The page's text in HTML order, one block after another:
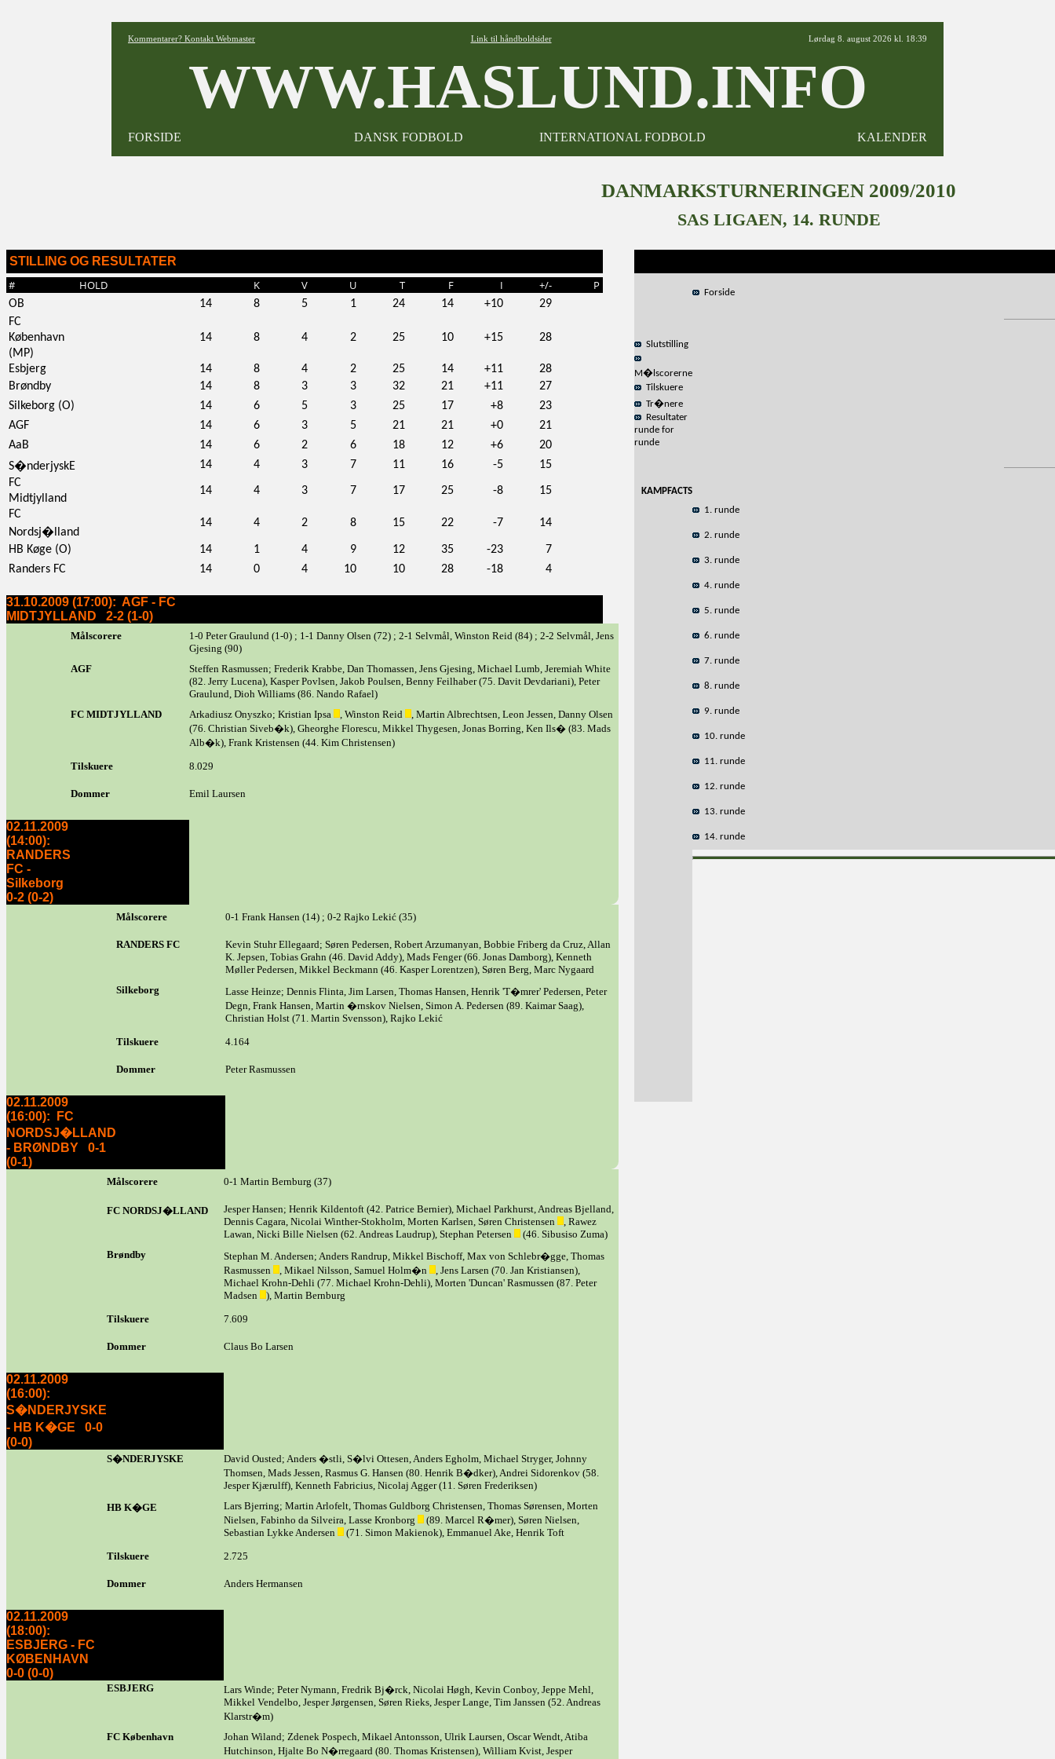
Kommentarer? Kontakt Webmaster Link til håndboldsider Lørdag 8. august 2026 kl. 18:39
WWW.HASLUND.INFO
FORSIDE DANSK FODBOLD INTERNATIONAL FODBOLD KALENDER
DANMARKSTURNERINGEN 2009/2010
SAS LIGAEN, 14. RUNDE
STILLING OG RESULTATER
# HOLD K V U T F I +/- P
OB 14 8 5 1 24 14 +10
29
FC
København
(MP)
14 8 4 2 25 10 +15 28
Esbjerg 14 8 4 2 25 14 +11
28
Brøndby
14 8 3 3 32 21 +11
27
Silkeborg (O)
14 6 5 3 25 17 +8
23
AGF
14 6 3 5 21 21 +0
21
AaB
14 6 2 6 18 12 +6
20
S�nderjyskE
14 4 3 7 11 16 -5
15
FC
Midtjylland
14 4 3 7 17 25 -8
15
FC
Nordsj�lland
14 4 2 8 15 22 -7 14
HB Køge (O) 14 1 4 9 12 35 -23
7
Randers FC
14 0 4 10 10 28 -18 4
31.10.2009 (17:00): AGF - FC
MIDTJYLLAND 2-2 (1-0)
Målscorere
1-0 Peter Graulund (1-0) ; 1-1 Danny Olsen (72) ; 2-1 Selvmål, Winston Reid (84) ; 2-2 Selvmål, Jens
Gjesing (90)
AGF
Steffen Rasmussen; Frederik Krabbe, Dan Thomassen, Jens Gjesing, Michael Lumb, Jeremiah White
(82. Jerry Lucena), Kasper Povlsen, Jakob Poulsen, Benny Feilhaber (75. Davit Devdariani), Peter
Graulund, Dioh Williams (86. Nando Rafael)
FC MIDTJYLLAND
Arkadiusz Onyszko; Kristian Ipsa , Winston Reid
, Martin Albrechtsen, Leon Jessen, Danny Olsen
(76. Christian Siveb�k), Gheorghe Florescu, Mikkel Thygesen, Jonas Borring, Ken Ils� (83. Mads
Alb�k), Frank Kristensen (44. Kim Christensen)
Tilskuere
8.029
Dommer Emil Laursen
02.11.2009
(14:00):
RANDERS
FC -
Silkeborg
0-2 (0-2)
Målscorere 0-1 Frank Hansen (14) ; 0-2 Rajko Lekić (35)
RANDERS FC
Kevin Stuhr Ellegaard; Søren Pedersen, Robert Arzumanyan, Bobbie Friberg da Cruz, Allan
K. Jepsen, Tobias Grahn (46. David Addy), Mads Fenger (66. Jonas Damborg), Kenneth
Møller Pedersen, Mikkel Beckmann (46. Kasper Lorentzen), Søren Berg, Marc Nygaard
Silkeborg
Lasse Heinze; Dennis Flinta, Jim Larsen, Thomas Hansen, Henrik 'T�mrer' Pedersen, Peter
Degn, Frank Hansen, Martin �rnskov Nielsen, Simon A. Pedersen (89. Kaimar Saag),
Christian Holst (71. Martin Svensson), Rajko Lekić
Tilskuere
4.164
Dommer Peter Rasmussen
02.11.2009
(16:00): FC
NORDSJ�LLAND
- BRØNDBY 0-1
(0-1)
Målscorere 0-1 Martin Bernburg (37)
FC NORDSJ�LLAND
Jesper Hansen; Henrik Kildentoft (42. Patrice Bernier), Michael Parkhurst, Andreas Bjelland,
Dennis Cagara, Nicolai Winther-Stokholm, Morten Karlsen, Søren Christensen
, Rawez
Lawan, Nicki Bille Nielsen (62. Andreas Laudrup), Stephan Petersen
(46. Sibusiso Zuma)
Brøndby
Stephan M. Andersen; Anders Randrup, Mikkel Bischoff, Max von Schlebr�gge, Thomas
Rasmussen
, Mikael Nilsson, Samuel Holm�n
, Jens Larsen (70. Jan Kristiansen),
Michael Krohn-Dehli (77. Michael Krohn-Dehli), Morten 'Duncan' Rasmussen (87. Peter
Madsen
), Martin Bernburg
Tilskuere
7.609
Dommer Claus Bo Larsen
02.11.2009
(16:00):
S�NDERJYSKE
- HB K�GE 0-0
(0-0)
S�NDERJYSKE
David Ousted; Anders �stli, S�lvi Ottesen, Anders Egholm, Michael Stryger, Johnny
Thomsen, Mads Jessen, Rasmus G. Hansen (80. Henrik B�dker), Andrei Sidorenkov (58.
Jesper Kjærulff), Kenneth Fabricius, Nicolaj Agger (11. Søren Frederiksen)
HB K�GE
Lars Bjerring; Martin Arlofelt, Thomas Guldborg Christensen, Thomas Sørensen, Morten
Nielsen, Fabinho da Silveira, Lasse Kronborg
(89. Marcel R�mer), Søren Nielsen,
Sebastian Lykke Andersen
(71. Simon Makienok), Emmanuel Ake, Henrik Toft
Tilskuere
2.725
Dommer Anders Hermansen
02.11.2009
(18:00):
ESBJERG - FC
KØBENHAVN
0-0 (0-0)
ESBJERG
Lars Winde; Peter Nymann, Fredrik Bj�rck, Nicolai Høgh, Kevin Conboy, Jeppe Mehl,
Mikkel Vendelbo, Jesper Jørgensen, Søren Rieks, Jesper Lange, Tim Janssen (52. Andreas
Klarstr�m)
FC København
Johan Wiland; Zdenek Pospech, Mikael Antonsson, Ulrik Laursen, Oscar Wendt, Atiba
Hutchinson, Hjalte Bo N�rregaard (80. Thomas Kristensen), William Kvist, Jesper
Forside
Slutstilling
M�lscorerne
Tilskuere
Tr�nere
Resultater
runde for
runde
KAMPFACTS
1. runde
2. runde
3. runde
4. runde
5. runde
6. runde
7. runde
8. runde
9. runde
10. runde
11. runde
12. runde
13. runde
14. runde